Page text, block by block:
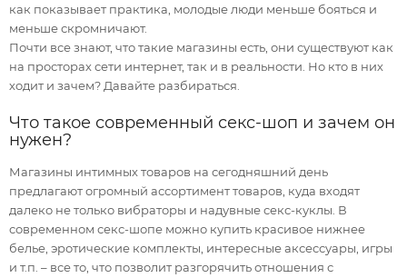
как показывает практика, молодые люди меньше бояться и
меньше скромничают.
Почти все знают, что такие магазины есть, они существуют как
на просторах сети интернет, так и в реальности. Но кто в них
ходит и зачем? Давайте разбираться.
Что такое современный секс-шоп и зачем он
нужен?
Магазины интимных товаров на сегодняшний день
предлагают огромный ассортимент товаров, куда входят
далеко не только вибраторы и надувные секс-куклы. В
современном секс-шопе можно купить красивое нижнее
белье, эротические комплекты, интересные аксессуары, игры
и т.п. – все то, что позволит разгорячить отношения с